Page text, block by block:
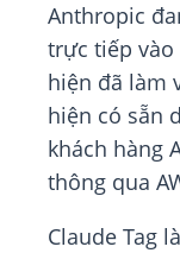
Anthropic
trực tiếp vào
hiện đã làm
hiện có sẵn
khách hàng
thông qua
Claude Tag